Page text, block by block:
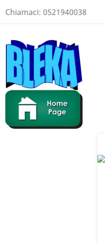
Chiamaci: 0521940038